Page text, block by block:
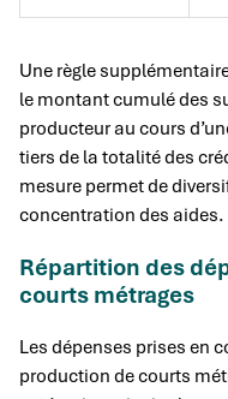
Une règle
le montant cumulé des
producteur au cours
tiers de la totalité des
mesure permet de
concentration des aides.
Répartition des
courts métrages
Les dépenses prises en
production de courts